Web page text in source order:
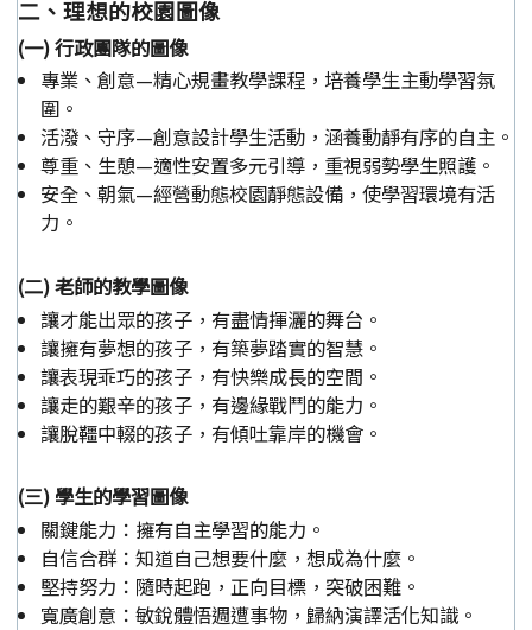
二、理想的校園圖像
(一) 行政團隊的圖像
專業、創意—精心規畫教學課程，培養學生主動學習氛
圍。
活潑、守序—創意設計學生活動，涵養動靜有序的自主。
尊重、生憩—適性安置多元引導，重視弱勢學生照護。
安全、朝氣—經營動態校園靜態設備，使學習環境有活
力。
(二) 老師的教學圖像
讓才能出眾的孩子，有盡情揮灑的舞台。
讓擁有夢想的孩子，有築夢踏實的智慧。
讓表現乖巧的孩子，有快樂成長的空間。
讓走的艱辛的孩子，有邊緣戰鬥的能力。
讓脫韁中輟的孩子，有傾吐靠岸的機會。
(三) 學生的學習圖像
關鍵能力：擁有自主學習的能力。
自信合群：知道自己想要什麼，想成為什麼。
堅持努力：隨時起跑，正向目標，突破困難。
寬廣創意：敏銳體悟週遭事物，歸納演譯活化知識。